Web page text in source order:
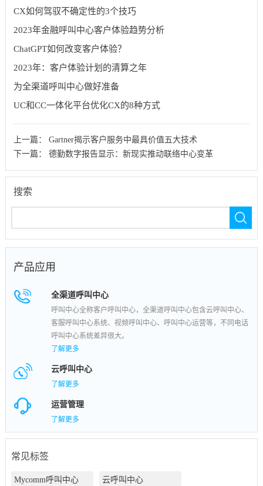
CX如何驾驭不确定性的3个技巧
2023年金融呼叫中心客户体验趋势分析
ChatGPT如何改变客户体验？
2023年：客户体验计划的清算之年
为全渠道呼叫中心做好准备
UC和CC一体化平台优化CX的8种方式
上一篇： Gartner揭示客户服务中最具价值五大技术
下一篇： 德勤数字报告显示：新现实推动联络中心变革
搜索
产品应用
全渠道呼叫中心
呼叫中心全称客户呼叫中心，全渠道呼叫中心包含云呼叫中心、
客服呼叫中心系统、视频呼叫中心、呼叫中心运营等，不同电话
呼叫中心系统差异很大。
了解更多
云呼叫中心
了解更多
运营管理
了解更多
常见标签
Mycomm呼叫中心 云呼叫中心